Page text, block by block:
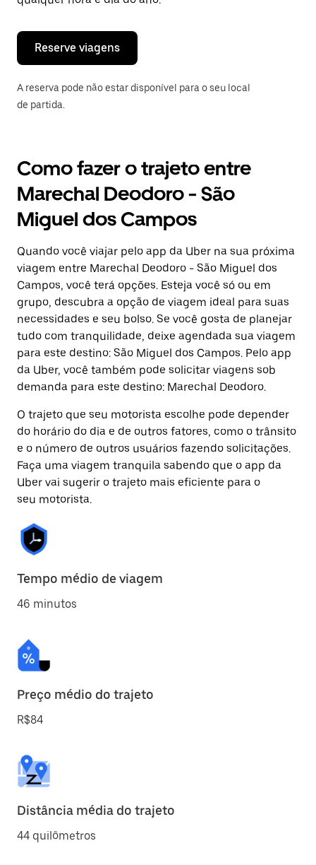
o
Reserve viagens
A reserva pode não estar disponível para o seu local
de partida.
Como fazer o trajeto entre
Marechal Deodoro - São
Miguel dos Campos
Quando você viajar pelo app da Uber na sua próxima
viagem entre Marechal Deodoro - São Miguel dos
Campos, você terá opções. Esteja você só ou em
grupo, descubra a opção de viagem ideal para suas
necessidades e seu bolso. Se você gosta de planejar
tudo com tranquilidade, deixe agendada sua viagem
para este destino: São Miguel dos Campos. Pelo app
da Uber, você também pode solicitar viagens sob
demanda para este destino: Marechal Deodoro.
O trajeto que seu motorista escolhe pode depender
do horário do dia e de outros fatores, como o trânsito
e o número de outros usuários fazendo solicitações.
Faça uma viagem tranquila sabendo que o app da
Uber vai sugerir o trajeto mais eficiente para o
seu motorista.
Tempo médio de viagem
46 minutos
Preço médio do trajeto
R$84
Distância média do trajeto
44 quilômetros